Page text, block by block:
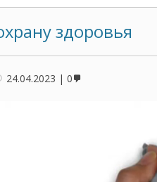
здоровья
24.04.2023 0